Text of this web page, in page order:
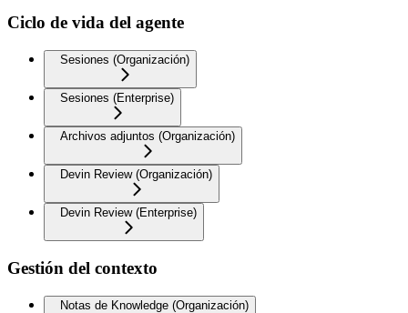
Ciclo de vida del agente
Sesiones (Organización)
Sesiones (Enterprise)
Archivos adjuntos (Organización)
Devin Review (Organización)
Devin Review (Enterprise)
Gestión del contexto
Notas de Knowledge (Organización)